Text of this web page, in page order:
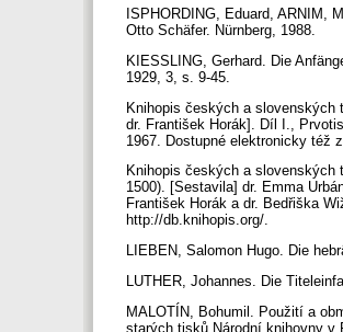
ISPHORDING, Eduard, ARNIM,
Otto Schäfer. Nürnberg, 1988.
KIESSLING, Gerhard. Die
1929, 3, s. 9-45.
Knihopis českých a
dr. František Horák]. Díl I.,
1967. Dostupné elektronicky též
Knihopis českých a
1500). [Sestavila] dr. Emma
František Horák a dr. Bedřiška
http://db.knihopis.org/.
LIEBEN, Salomon Hugo. Die
LUTHER, Johannes. Die
MALOTÍN, Bohumil. Použití a
starých tisků Národní knihovny v